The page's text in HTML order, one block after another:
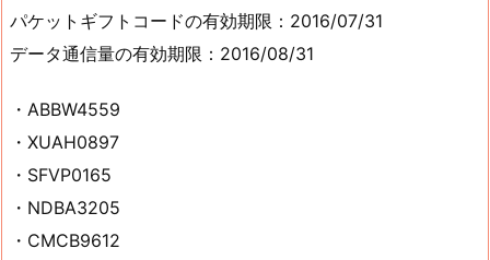
パケットギフトコードの有効期限：2016/07/31
データ通信量の有効期限：2016/08/31
・ABBW4559
・XUAH0897
・SFVP0165
・NDBA3205
・CMCB9612